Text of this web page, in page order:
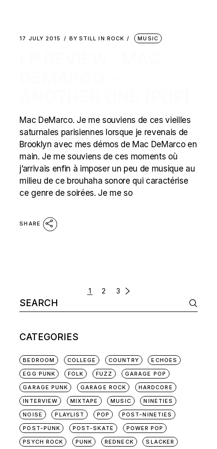
17 JULY 2015 BY STILL IN ROCK MUSIC
Mac DeMarco. Je me souviens de ces vieilles
saturnales parisiennes lorsque je revenais de
Brooklyn avec mes démos de Mac DeMarco en
main. Je me souviens de ces moments où
j’arrivais enfin à imposer un peu de musique au
milieu de ce brouhaha sonore qui caractérise
ce genre de soirées. Je me so
SHARE
NAVIGATION
1 2 3
Search
for:
CATEGORIES
BEDROOM COLLEGE COUNTRY
ECHOES
EGG PUNK
FOLK FUZZ
GARAGE POP
GARAGE PUNK
GARAGE ROCK
HARDCORE
INTERVIEW
MIXTAPE MUSIC
NINETIES
NOISE
PLAYLIST POP
POST-NINETIES
POST-PUNK
POST-SKATE
POWER POP
PSYCH ROCK
PUNK REDNECK SLACKER